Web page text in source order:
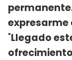
"Llegado